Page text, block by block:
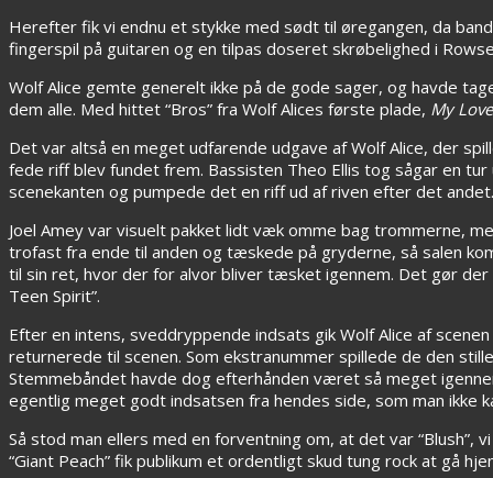
Herefter fik vi endnu et stykke med sødt til øregangen, da
fingerspil på guitaren og en tilpas doseret skrøbelighed i
Wolf Alice gemte generelt ikke på de gode sager, og havde
dem alle. Med hittet “Bros” fra Wolf Alices første plade, My
Det var altså en meget udfarende udgave af Wolf Alice, der
fede riff blev fundet frem. Bassisten Theo Ellis tog sågar en
scenekanten og pumpede det en riff ud af riven efter det andet.
Joel Amey var visuelt pakket lidt væk omme bag trommerne,
trofast fra ende til anden og tæskede på gryderne, så salen
til sin ret, hvor der for alvor bliver tæsket igennem. Det gør
Teen Spirit”.
Efter en intens, sveddryppende indsats gik Wolf Alice af
returnerede til scenen. Som ekstranummer spillede de den
Stemmebåndet havde dog efterhånden været så meget
egentlig meget godt indsatsen fra hendes side, som man ikke
Så stod man ellers med en forventning om, at det var “Blush”,
“Giant Peach” fik publikum et ordentligt skud tung rock at gå